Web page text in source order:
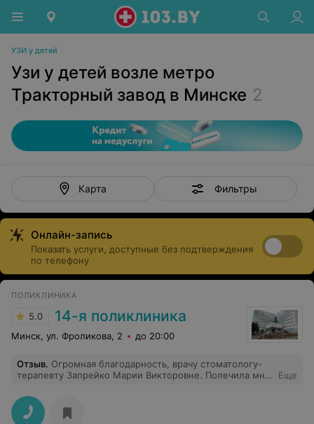
УЗИ у детей
Узи у детей возле метро
Тракторный завод в Минске 2
Карта Фильтры
Онлайн-запись
Показать услуги, доступные без подтверждения
по телефону
ПОЛИКЛИНИКА
5.0 14-я поликлиника
Минск, ул. Фроликова, 2 до 20:00
Отзыв. Огромная благодарность, врачу стоматологу-
терапевту Запрейко Марии Викторовне. Полечила мне
своим коллегой. Отличный специалист, рекомендую
Еще